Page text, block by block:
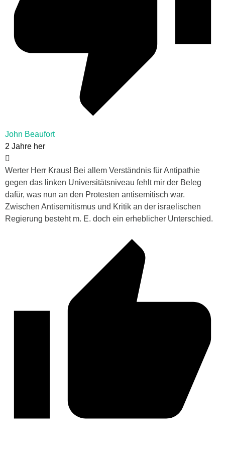
John Beaufort
2 Jahre her
Werter Herr Kraus! Bei allem Verständnis für Antipathie
gegen das linken Universitätsniveau fehlt mir der Beleg
dafür, was nun an den Protesten antisemitisch war.
Zwischen Antisemitismus und Kritik an der israelischen
Regierung besteht m. E. doch ein erheblicher Unterschied.